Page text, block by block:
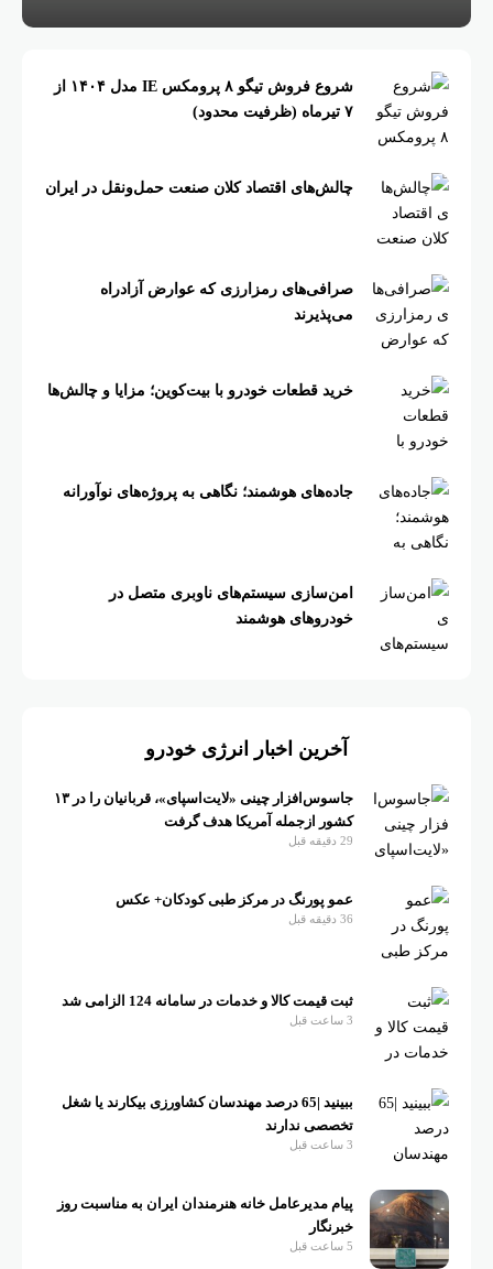
شروع فروش تیگو ۸ پرومکس IE مدل ۱۴۰۴ از
۷ تیرماه (ظرفیت محدود)
چالش‌های اقتصاد کلان صنعت حمل‌ونقل در ایران
صرافی‌های رمزارزی که عوارض آزادراه
می‌پذیرند
خرید قطعات خودرو با بیت‌کوین؛ مزایا و چالش‌ها
جاده‌های هوشمند؛ نگاهی به پروژه‌های نوآورانه
امن‌سازی سیستم‌های ناوبری متصل در
خودروهای هوشمند
آخرین اخبار انرژی خودرو
جاسوس‌افزار چینی «لایت‌اسپای»، قربانیان را در ۱۳
کشور ازجمله آمریکا هدف گرفت
عمو پورنگ در مرکز طبی کودکان+ عکس
ثبت قیمت کالا و خدمات در سامانه 124 الزامی شد
ببینید |65 درصد مهندسان کشاورزی بیکارند یا شغل
تخصصی ندارند
پیام مدیرعامل خانه هنرمندان ایران به مناسبت روز
خبرنگار
5 ساعت قبل